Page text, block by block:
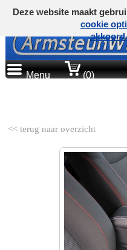
Menu (0)
<< terug naar overzicht
Deze website maakt
cookie